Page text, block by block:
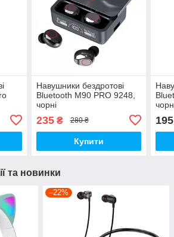
Навушники бездротові
Bluetooth M90 PRO 9248,
чорні
235₴ 280 ₴
Купити
195
та новинки
–22%